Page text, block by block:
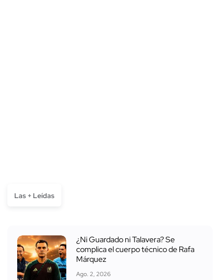
Las + Leídas
¿Ni Guardado ni Talavera? Se
complica el cuerpo técnico de Rafa
Márquez
Ago. 2, 2026